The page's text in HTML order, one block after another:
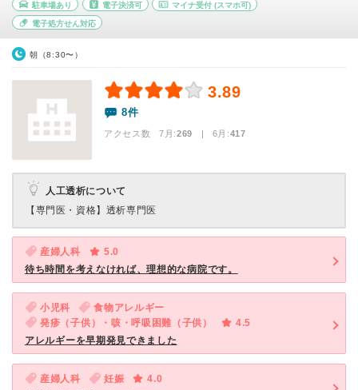
駐車場あり 電子決済可 マイナ受付 (スマホ可)
電子処方せん対応
朝（8:30〜）
3.89
8件
アクセス数 7月:269 | 6月:417
人工透析について
【専門医・資格】 透析専門医
産婦人科
5.0
待ち時間を考えなければ、理想的な病院です。
小児科
食物アレルギー
発疹（子供）・咳・呼吸困難（子供）
4.5
アレルギーを早期発見できました
産婦人科 妊娠
4.0